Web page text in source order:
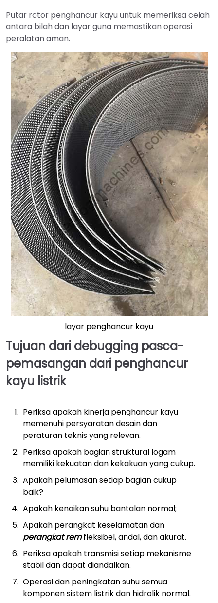
Putar rotor penghancur kayu untuk memeriksa celah
antara bilah dan layar guna memastikan operasi
peralatan aman.
layar penghancur kayu
Tujuan dari debugging pasca-
pemasangan dari penghancur
kayu listrik
Periksa apakah kinerja penghancur kayu
memenuhi persyaratan desain dan
peraturan teknis yang relevan.
Periksa apakah bagian struktural logam
memiliki kekuatan dan kekakuan yang cukup.
Apakah pelumasan setiap bagian cukup
baik?
Apakah kenaikan suhu bantalan normal;
Apakah perangkat keselamatan dan
perangkat remfleksibel, andal, dan akurat.
Periksa apakah transmisi setiap mekanisme
stabil dan dapat diandalkan.
Operasi dan peningkatan suhu semua
komponen sistem listrik dan hidrolik normal.